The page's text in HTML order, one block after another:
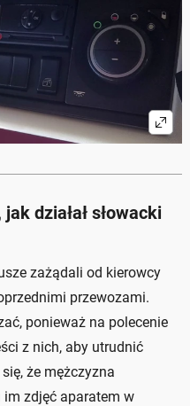
działał słowacki
zażądali od kierowcy
przewozami.
ponieważ na polecenie
z nich, aby utrudnić
że mężczyzna
im zdjęć aparatem w